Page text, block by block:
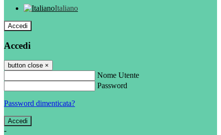
Italiano
Accedi
Accedi
button close ×
Nome Utente
Password
Password dimenticata?
-